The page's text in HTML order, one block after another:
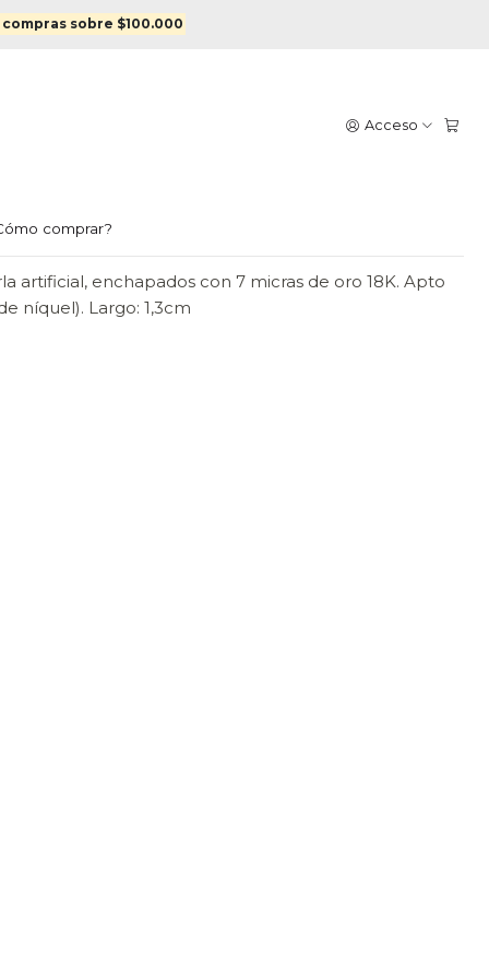
Acceso
comprar?
sobre $100.000
en oro
DE ESTRELLA Y PERLA
ORO
artificial, enchapados con 7 micras de oro 18K. Apto
níquel). Largo: 1,3cm